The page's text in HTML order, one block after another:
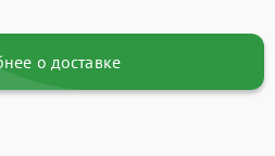
о доставке